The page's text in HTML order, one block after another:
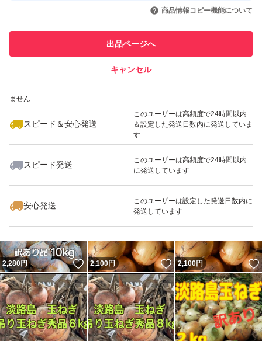
引を完了させた実績があります
での取引実績があります
ません
スピード＆安心発送
このユーザーは高頻度で24時間以内
＆設定した発送日数内に発送していま
す
スピード発送
このユーザーは高頻度で24時間以内
に発送しています
安心発送
このユーザーは設定した発送日数内に
発送しています
商品情報コピー機能について
出品ページへ
キャンセル
いいね！
1,640
2,280円 いいね！
2,100円 いいね！
2,100円